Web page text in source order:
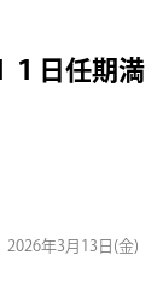
１日任期満
2026年3月13日(金)